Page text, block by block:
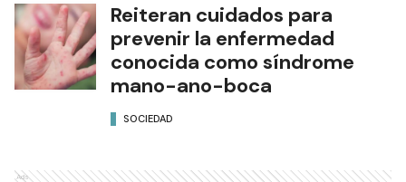
Reiteran cuidados para
prevenir la enfermedad
conocida como síndrome
mano-ano-boca
SOCIEDAD
Ads